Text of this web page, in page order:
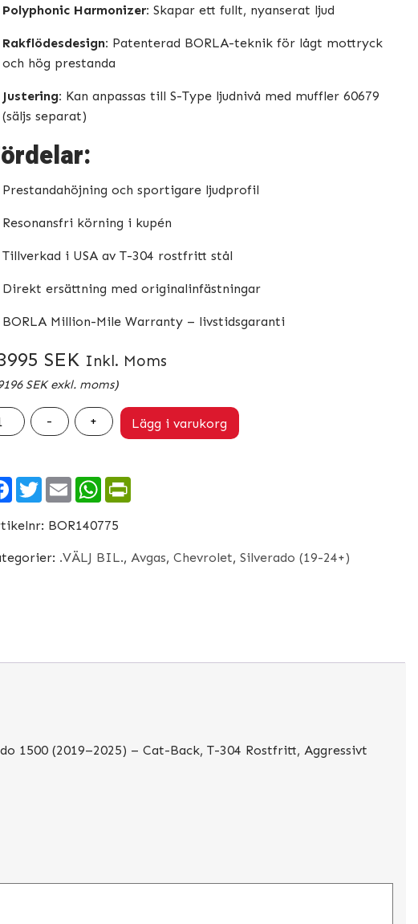
Polyphonic Harmonizer: Skapar ett fullt, nyanserat ljud
Rakflödesdesign: Patenterad BORLA-teknik för lågt mottryck
och hög prestanda
Justering: Kan anpassas till S-Type ljudnivå med muffler 60679
(säljs separat)
Prestandahöjning och sportigare ljudprofil
Resonansfri körning i kupén
Tillverkad i USA av T-304 rostfritt stål
Direkt ersättning med originalinfästningar
BORLA Million-Mile Warranty – livstidsgaranti
SEK Inkl. Moms
SEKexkl. moms)
- + Lägg i varukorg
Facebook
TwitterEmailWhatsAppPrintFriendly
BOR140775
.VÄLJ BIL., Avgas, Chevrolet, Silverado (19-24+)
1500 (2019–2025) – Cat-Back, T-304 Rostfritt, Aggressivt